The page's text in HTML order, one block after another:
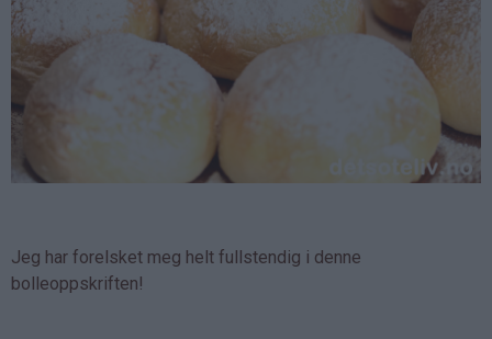
Jeg har forelsket meg helt fullstendig i denne
bolleoppskriften!